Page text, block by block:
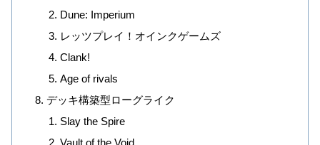
Dune: Imperium
レッツプレイ！オインクゲームズ
Clank!
Age of rivals
デッキ構築型ローグライク
Slay the Spire
Vault of the Void